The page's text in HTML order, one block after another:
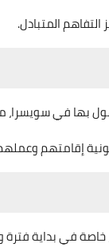
المتبادل.
بها في
إقامتهم
خاصة في بداية